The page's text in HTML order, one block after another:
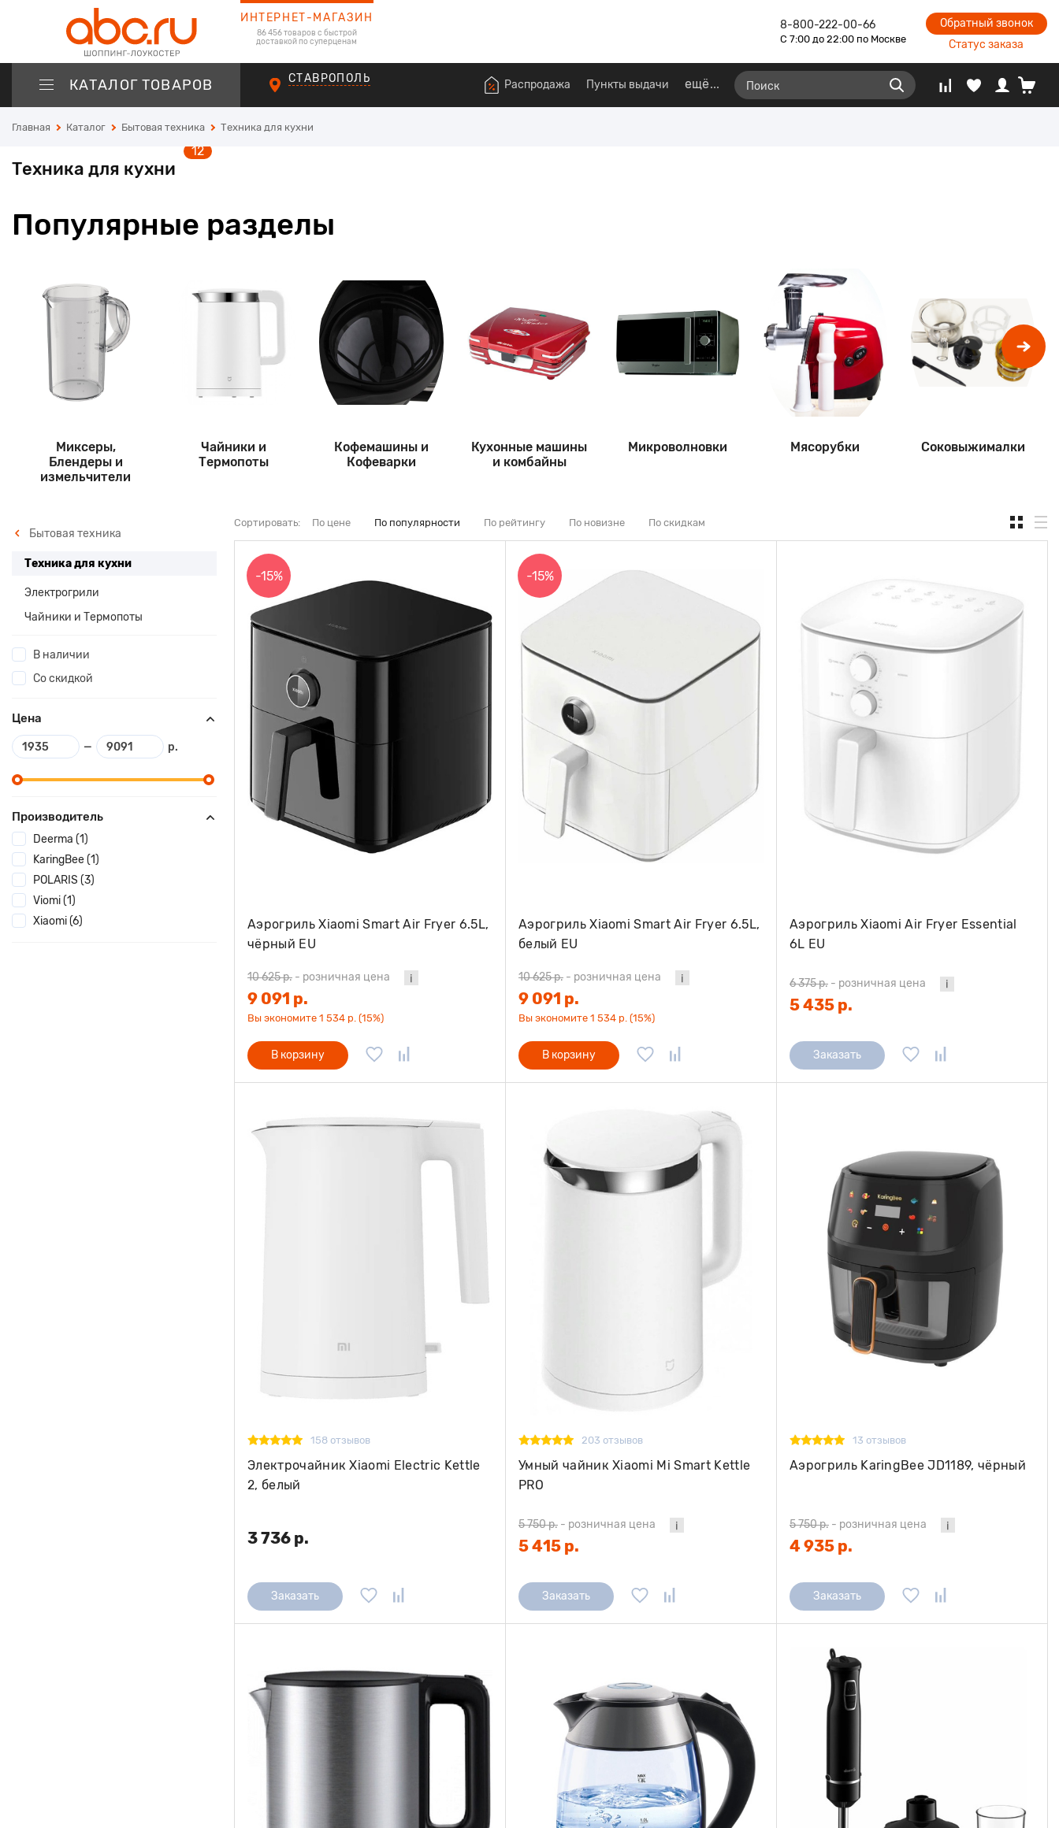
ИНТЕРНЕТ-МАГАЗИН
86 456 товаров с быстрой
доставкой по суперценам
8-800-222-00-66
С 7:00 до 22:00 по Москве
Обратный звонок
Статус заказа
КАТАЛОГ ТОВАРОВ СТАВРОПОЛЬ Распродажа Пункты выдачи ещё
Главная Каталог Бытовая техника Техника для кухни
Техника для кухни
12
Популярные разделы
Миксеры,
Блендеры и
измельчители
Чайники и
Термопоты
Кофемашины и
Кофеварки
Кухонные машины
и комбайны
Микроволновки Мясорубки Соковыжималки
Бытовая техника
Техника для кухни
Электрогрили
Чайники и Термопоты
В наличии
Со скидкой
Цена
— р.
Производитель
Deerma (1)
KaringBee (1)
POLARIS (3)
Viomi (1)
Xiaomi (6)
Сортировать: По цене По популярности По рейтингу По новизне По скидкам
-15%
Аэрогриль Xiaomi Smart Air Fryer 6.5L,
чёрный EU
10 625 р. - розничная цена
9 091 р.
Вы экономите 1 534 р. (15%)
В корзину
-15%
Аэрогриль Xiaomi Smart Air Fryer 6.5L,
белый EU
10 625 р. - розничная цена
9 091 р.
Вы экономите 1 534 р. (15%)
В корзину
Аэрогриль Xiaomi Air Fryer Essential
6L EU
6 375 р. - розничная цена
5 435 р.
Заказать
158 отзывов
Электрочайник Xiaomi Electric Kettle
2, белый
3 736 р.
Заказать
203 отзывов
Умный чайник Xiaomi Mi Smart Kettle
PRO
5 750 р. - розничная цена
5 415 р.
Заказать
13 отзывов
Аэрогриль KaringBee JD1189, чёрный
5 750 р. - розничная цена
4 935 р.
Заказать